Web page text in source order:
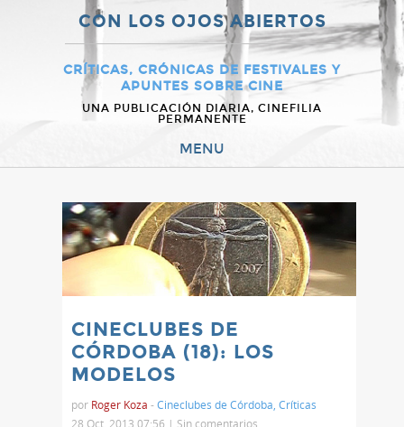
CON LOS OJOS ABIERTOS
CRÍTICAS, CRÓNICAS DE FESTIVALES Y
APUNTES SOBRE CINE
UNA PUBLICACIÓN DIARIA, CINEFILIA
PERMANENTE
MENU
CINECLUBES DE
CÓRDOBA (18): LOS
MODELOS
por Roger Koza -Cineclubes de Córdoba, Críticas
28 Oct, 2013 07:56 | Sin comentarios